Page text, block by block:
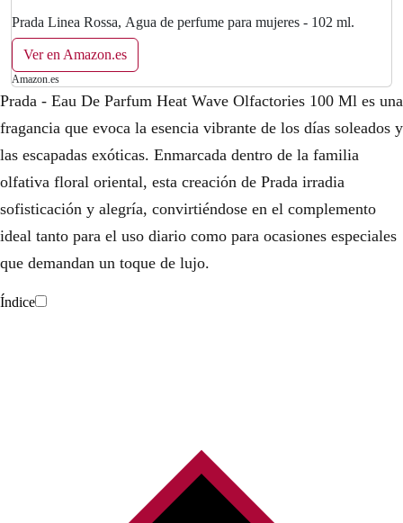
a
l
e
r
a
:
8
e
:
2
1
0
,
0
Prada Linea Rossa, Agua de perfume para mujeres - 102 ml.
Ver en Amazon.es
Amazon.es
Prada - Eau De Parfum Heat Wave Olfactories 100 Ml es una
fragancia que evoca la esencia vibrante de los días soleados y
las escapadas exóticas. Enmarcada dentro de la familia
olfativa floral oriental, esta creación de Prada irradia
sofisticación y alegría, convirtiéndose en el complemento
ideal tanto para el uso diario como para ocasiones especiales
que demandan un toque de lujo.
Índice